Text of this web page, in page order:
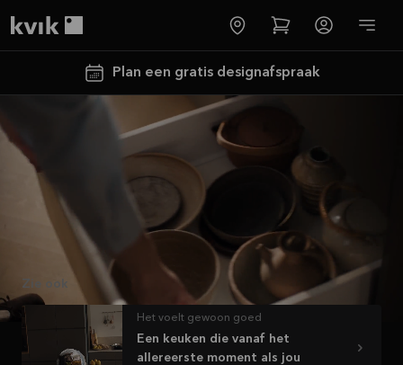
Plan een gratis designafspraak
Tot €5000,-
GRATIS
toestellen*
Bekijk
aanbieding
Bekijk de video
Meer informatie
Zie ook
Het voelt gewoon goed
Een keuken die vanaf het
allereerste moment als jou